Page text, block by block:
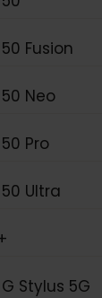
Fusion
Neo
Pro
Ultra
Stylus 5G